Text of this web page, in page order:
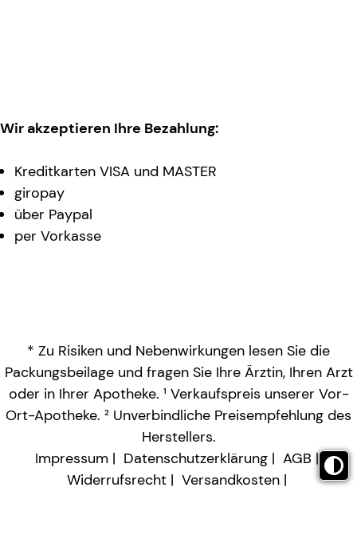
Wir akzeptieren Ihre Bezahlung:
Kreditkarten VISA und MASTER
giropay
über Paypal
per Vorkasse
* Zu Risiken und Nebenwirkungen lesen Sie die
Packungsbeilage und fragen Sie Ihre Ärztin, Ihren Arzt
oder in Ihrer Apotheke. ¹ Verkaufspreis unserer Vor-
Ort-Apotheke. ² Unverbindliche Preisempfehlung des
Herstellers.
Impressum
Datenschutzerklärung
AGB
Widerrufsrecht
Versandkosten